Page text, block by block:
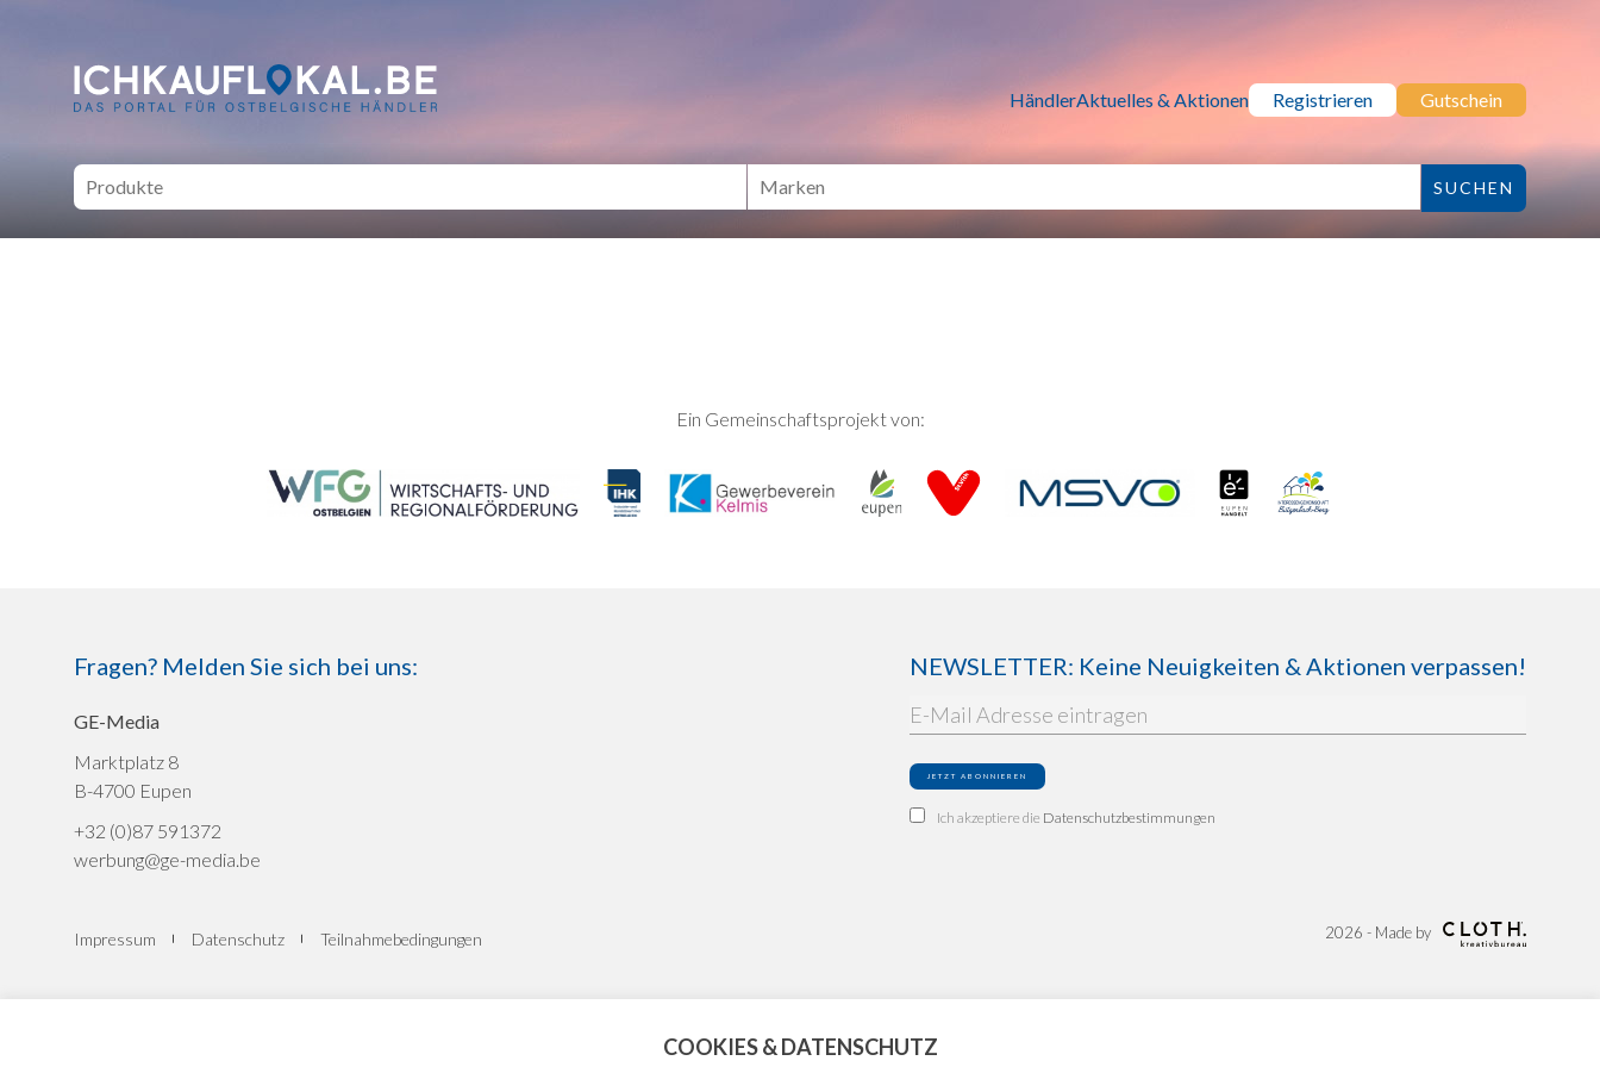
ich kauf lokal - Bei lokalen Händlern online Shoppen HändlerAktuelles & Aktionen Registrieren Gutschein
Ein Gemeinschaftsprojekt von:
Fragen? Melden Sie sich bei uns:
GE-Media
Marktplatz 8
B-4700 Eupen
+32 (0)87 591372
werbung@ge-media.be
NEWSLETTER: Keine Neuigkeiten & Aktionen verpassen!
Ich akzeptiere die Datenschutzbestimmungen
Impressum Datenschutz Teilnahmebedingungen 2026 - Made by
COOKIES & DATENSCHUTZ